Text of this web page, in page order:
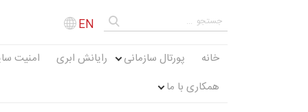
EN
خانه پورتال سازمانی رایانش ابری
امنیت
همکاری با ما